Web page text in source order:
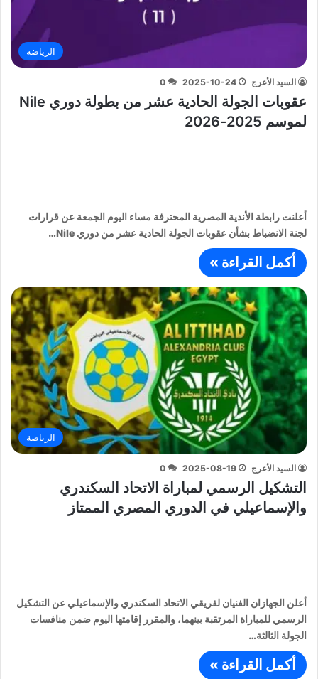
الرياضة
السيد الأعرج 2025-10-24
0
عقوبات الجولة الحادية عشر من بطولة دوري Nile
لموسم 2025-2026
أعلنت رابطة الأندية المصرية المحترفة مساء اليوم الجمعة عن قرارات
لجنة الانضباط بشأن عقوبات الجولة الحادية عشر من دوري Nile…
أكمل القراءة »
الرياضة
السيد الأعرج 2025-08-19
0
التشكيل الرسمي لمباراة الاتحاد السكندري
والإسماعيلي في الدوري المصري الممتاز
أعلن الجهازان الفنيان لفريقي الاتحاد السكندري والإسماعيلي عن التشكيل
الرسمي للمباراة المرتقبة بينهما، والمقرر إقامتها اليوم ضمن منافسات
الجولة الثالثة…
أكمل القراءة »